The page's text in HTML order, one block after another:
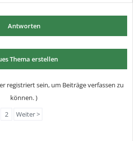
Antworten
Thema erstellen
registriert sein, um Beiträge verfassen zu
können. )
2 Weiter >